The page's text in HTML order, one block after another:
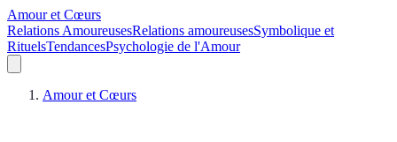
Amour et Cœurs
Relations AmoureusesRelations amoureusesSymbolique et
RituelsTendancesPsychologie de l'Amour
Amour et Cœurs